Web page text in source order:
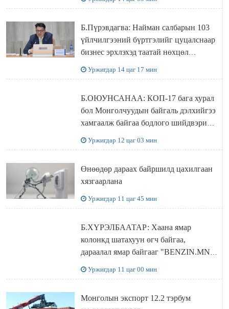
Б.Пүрэвдагва: Найман салбарын 103
үйлчилгээний бүртгэлийг цуцалснаар
бизнес эрхлэхэд таатай нөхцөл
Уржигдар 14 цаг 17 мин
Б.ОЮУНСАНАА: КОП-17 бага хурал
бол Монголчуудын байгаль дэлхийгээ
хамгаалж байгаа бодлого шийдвэрийг
Уржигдар 12 цаг 03 мин
Өнөөдөр дараах байршилд цахилгаан
хязгаарлана
Уржигдар 11 цаг 45 мин
Б.ХҮРЭЛБААТАР: Хаана ямар
колонкд шатахуун өгч байгаа,
дараалал ямар байгааг "BENZIN.MN”
Уржигдар 11 цаг 00 мин
Монголын экспорт 12.2 тэрбум